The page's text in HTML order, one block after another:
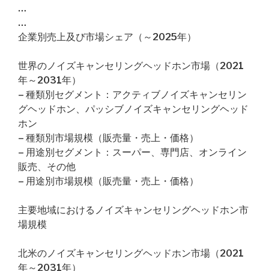
…
…
企業別売上及び市場シェア（～2025年）
世界のノイズキャンセリングヘッドホン市場（2021
年～2031年）
– 種類別セグメント：アクティブノイズキャンセリン
グヘッドホン、パッシブノイズキャンセリングヘッド
ホン
– 種類別市場規模（販売量・売上・価格）
– 用途別セグメント：スーパー、専門店、オンライン
販売、その他
– 用途別市場規模（販売量・売上・価格）
主要地域におけるノイズキャンセリングヘッドホン市
場規模
北米のノイズキャンセリングヘッドホン市場（2021
年～2031年）